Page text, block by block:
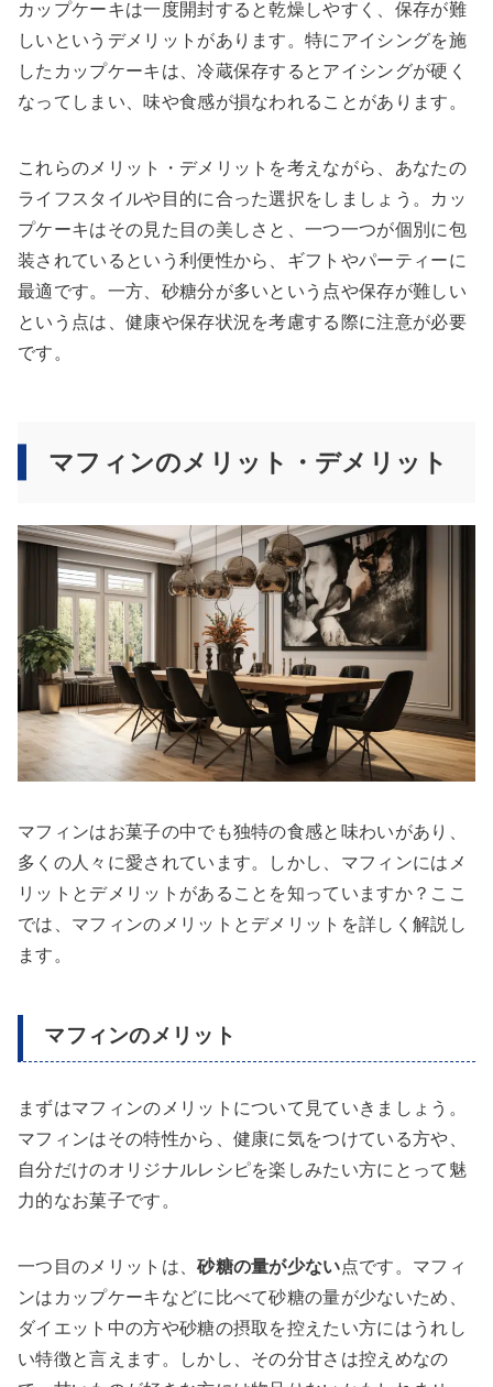
カップケーキは一度開封すると乾燥しやすく、保存が難
しいというデメリットがあります。特にアイシングを施
したカップケーキは、冷蔵保存するとアイシングが硬く
なってしまい、味や食感が損なわれることがあります。
これらのメリット・デメリットを考えながら、あなたの
ライフスタイルや目的に合った選択をしましょう。カッ
プケーキはその見た目の美しさと、一つ一つが個別に包
装されているという利便性から、ギフトやパーティーに
最適です。一方、砂糖分が多いという点や保存が難しい
という点は、健康や保存状況を考慮する際に注意が必要
です。
マフィンのメリット・デメリット
マフィンはお菓子の中でも独特の食感と味わいがあり、
多くの人々に愛されています。しかし、マフィンにはメ
リットとデメリットがあることを知っていますか？ここ
では、マフィンのメリットとデメリットを詳しく解説し
ます。
マフィンのメリット
まずはマフィンのメリットについて見ていきましょう。
マフィンはその特性から、健康に気をつけている方や、
自分だけのオリジナルレシピを楽しみたい方にとって魅
力的なお菓子です。
一つ目のメリットは、砂糖の量が少ない点です。マフィ
ンはカップケーキなどに比べて砂糖の量が少ないため、
ダイエット中の方や砂糖の摂取を控えたい方にはうれし
い特徴と言えます。しかし、その分甘さは控えめなの